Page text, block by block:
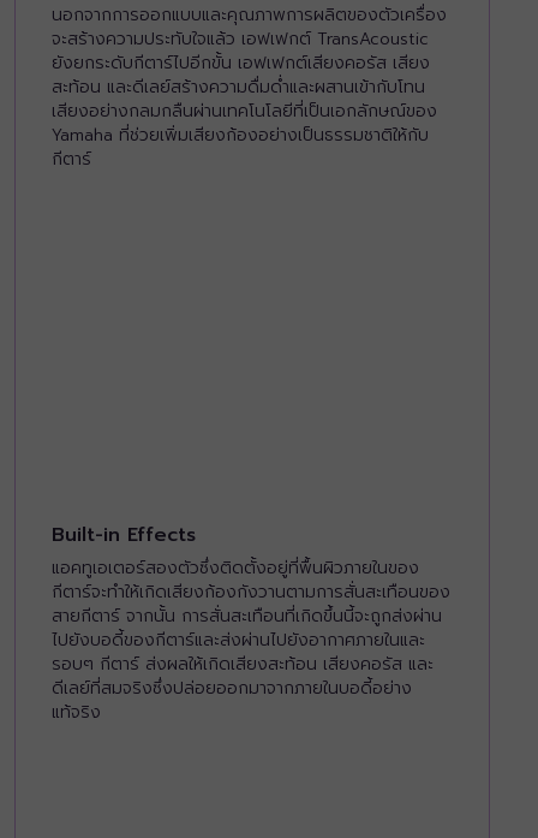
นอกจากการออกแบบและคุณภาพการผลิตของตัวเครื่อง
จะสร้างความประทับใจแล้ว เอฟเฟกต์ TransAcoustic
ยังยกระดับกีตาร์ไปอีกขั้น เอฟเฟกต์เสียงคอรัส เสียง
สะท้อน และดีเลย์สร้างความดื่มด่ำและผสานเข้ากับโทน
เสียงอย่างกลมกลืนผ่านเทคโนโลยีที่เป็นเอกลักษณ์ของ
Yamaha ที่ช่วยเพิ่มเสียงก้องอย่างเป็นธรรมชาติให้กับ
กีตาร์
Built-in Effects
แอคทูเอเตอร์สองตัวซึ่งติดตั้งอยู่ที่พื้นผิวภายในของ
กีตาร์จะทำให้เกิดเสียงก้องกังวานตามการสั่นสะเทือนของ
สายกีตาร์ จากนั้น การสั่นสะเทือนที่เกิดขึ้นนี้จะถูกส่งผ่าน
ไปยังบอดี้ของกีตาร์และส่งผ่านไปยังอากาศภายในและ
รอบๆ กีตาร์ ส่งผลให้เกิดเสียงสะท้อน เสียงคอรัส และ
ดีเลย์ที่สมจริงซึ่งปล่อยออกมาจากภายในบอดี้อย่าง
แท้จริง